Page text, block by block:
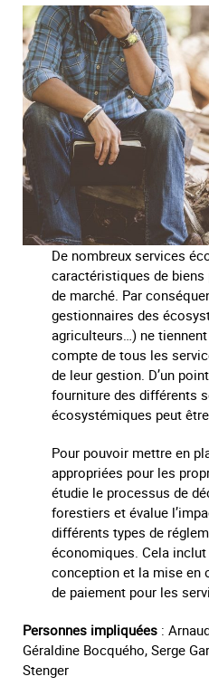
De nombreux services
caractéristiques de biens
de marché. Par
gestionnaires des
agriculteurs…) ne
compte de tous les
de leur gestion. D’un
fourniture des différents
écosystémiques peut
Pour pouvoir mettre en
appropriées pour les
étudie le processus de
forestiers et évalue
différents types de
économiques. Cela
conception et la mise en
de paiement pour les
Personnes impliquées :
Géraldine Bocquého, Serge
Stenger